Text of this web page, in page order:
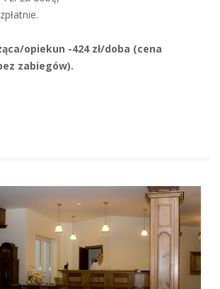
opiekun -424 zł/doba (cena
zabiegów).